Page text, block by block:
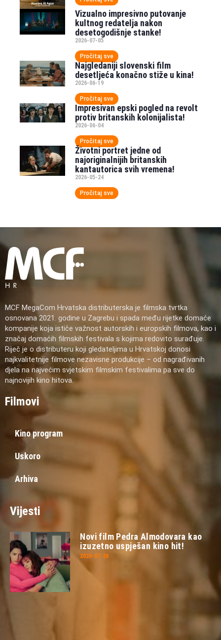
Vizualno impresivno putovanje
kultnog redatelja nakon
desetogodišnje stanke!
2026-07-05
Pročitaj sve
Najgledaniji slovenski film
desetljeća konačno stiže u kina!
2026-06-19
Pročitaj sve
Impresivan epski pogled na revolt
protiv britanskih kolonijalista!
2026-06-04
Pročitaj sve
Životni portret jedne od
najoriginalnijih britanskih
kantautorica svih vremena!
2026-05-24
Pročitaj sve
MCF MegaCom Hrvatska distributerska je filmska tvrtka
osnovana 2021. godine u Zagrebu i spada među rijetke domaće
kompanije koja ističe važnost autorskih i europskih filmova, kao i
značaj domaćih filmskih festivala s kojima redovito surađuje.
Riječ je o distributeru koji gledateljima u Hrvatskoj donosi
najkvalitetnije filmove nezavisne produkcije – od nagrađivanih
djela na najvećim svjetskim filmskim festivalima pa sve do
najnovijih kino hitova.
Filmovi
Kino program
Uskoro
Arhiva
Vijesti
Novi film Pedra Almodovara kao
izuzetno uspješan kino hit!
2026-07-26